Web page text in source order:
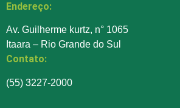
Endereço:
Av. Guilherme kurtz, n° 1065
Itaara – Rio Grande do Sul
Contato:
(55) 3227-2000